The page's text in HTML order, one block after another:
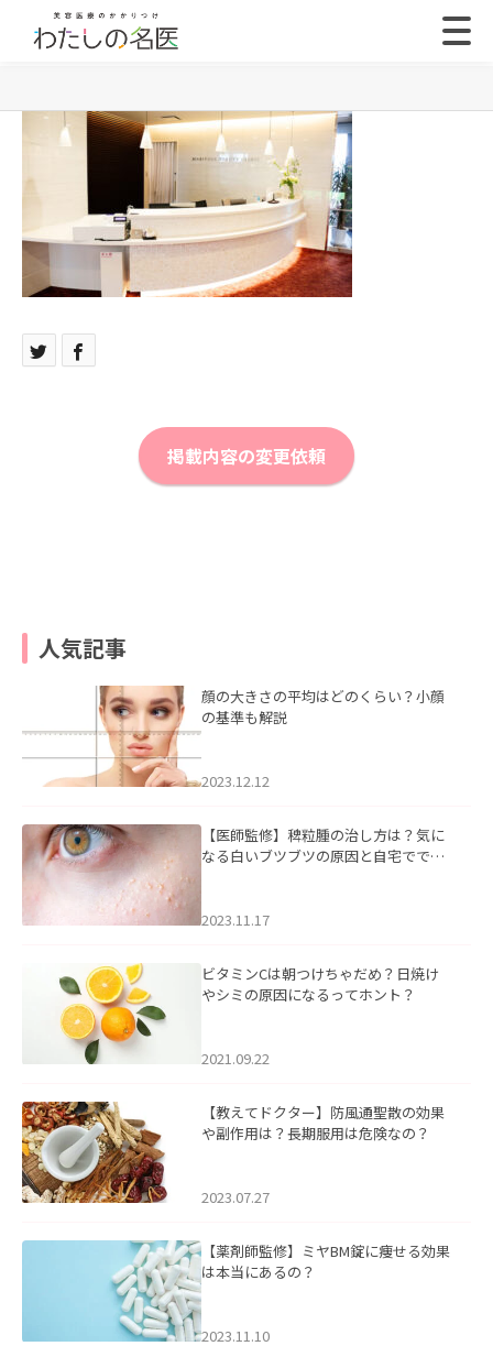
掲載内容の変更依頼
人気記事
顔の大きさの平均はどのくらい？小顔
の基準も解説
2023.12.12
【医師監修】稗粒腫の治し方は？気に
なる白いブツブツの原因と自宅ででき
2023.11.17
ビタミンCは朝つけちゃだめ？日焼け
やシミの原因になるってホント？
2021.09.22
【教えてドクター】防風通聖散の効果
や副作用は？長期服用は危険なの？
2023.07.27
【薬剤師監修】ミヤBM錠に痩せる効果
は本当にあるの？
2023.11.10